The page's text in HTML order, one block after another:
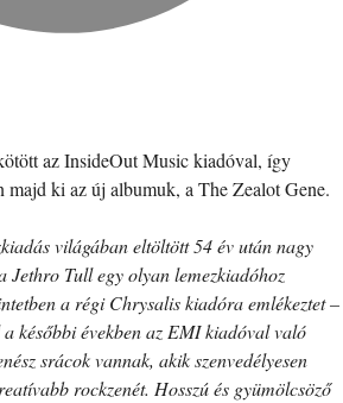
az InsideOut Music kiadóval, így
majd ki az új albumuk, a The Zealot Gene.
világában eltöltött 54 év után nagy
Jethro Tull egy olyan lemezkiadóhoz
a régi Chrysalis kiadóra emlékeztet –
későbbi években az EMI kiadóval való
srácok vannak, akik szenvedélyesen
rockzenét. Hosszú és gyümölcsöző